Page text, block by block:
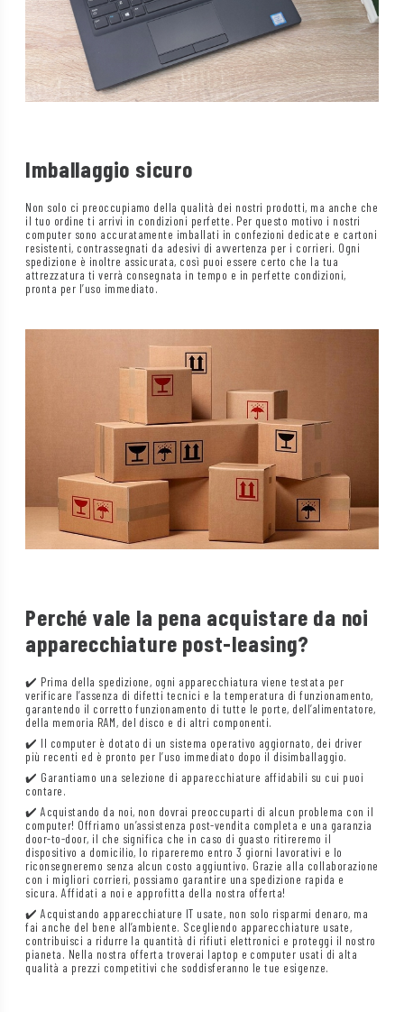
Imballaggio sicuro
Non solo ci preoccupiamo della qualità dei nostri prodotti, ma anche che
il tuo ordine ti arrivi in condizioni perfette. Per questo motivo i nostri
computer sono accuratamente imballati in confezioni dedicate e cartoni
resistenti, contrassegnati da adesivi di avvertenza per i corrieri. Ogni
spedizione è inoltre assicurata, così puoi essere certo che la tua
attrezzatura ti verrà consegnata in tempo e in perfette condizioni,
pronta per l’uso immediato.
Perché vale la pena acquistare da noi
apparecchiature post-leasing?
✔️ Prima della spedizione, ogni apparecchiatura viene testata per
verificare l’assenza di difetti tecnici e la temperatura di funzionamento,
garantendo il corretto funzionamento di tutte le porte, dell’alimentatore,
della memoria RAM, del disco e di altri componenti.
✔️ Il computer è dotato di un sistema operativo aggiornato, dei driver
più recenti ed è pronto per l’uso immediato dopo il disimballaggio.
✔️ Garantiamo una selezione di apparecchiature affidabili su cui puoi
contare.
✔️ Acquistando da noi, non dovrai preoccuparti di alcun problema con il
computer! Offriamo un’assistenza post-vendita completa e una garanzia
door-to-door, il che significa che in caso di guasto ritireremo il
dispositivo a domicilio, lo ripareremo entro 3 giorni lavorativi e lo
riconsegneremo senza alcun costo aggiuntivo. Grazie alla collaborazione
con i migliori corrieri, possiamo garantire una spedizione rapida e
sicura. Affidati a noi e approfitta della nostra offerta!
✔️ Acquistando apparecchiature IT usate, non solo risparmi denaro, ma
fai anche del bene all’ambiente. Scegliendo apparecchiature usate,
contribuisci a ridurre la quantità di rifiuti elettronici e proteggi il nostro
pianeta. Nella nostra offerta troverai laptop e computer usati di alta
qualità a prezzi competitivi che soddisferanno le tue esigenze.